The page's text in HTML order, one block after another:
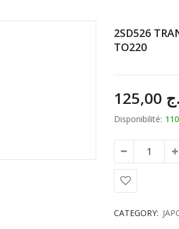
2SD526
TO220
Disponibilité:
CATEGORY: